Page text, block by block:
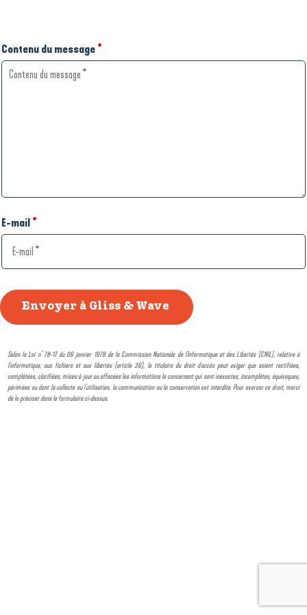
Contenu du message *
E-mail *
Selon la Loi n° 78-17 du 06 janvier 1978 de la Commission Nationale de l'Informatique et des Libertés (CNIL), relative à
l'informatique, aux fichiers et aux libertés (article 36), le titulaire du droit d'accès peut exiger que soient rectifiées,
complétées, clarifiées, mises à jour ou effacées les informations le concernant qui sont inexactes, incomplètes, équivoques,
périmées ou dont la collecte ou l'utilisation, la communication ou la conservation est interdite. Pour exercer ce droit, merci
de le préciser dans le formulaire ci-dessus.